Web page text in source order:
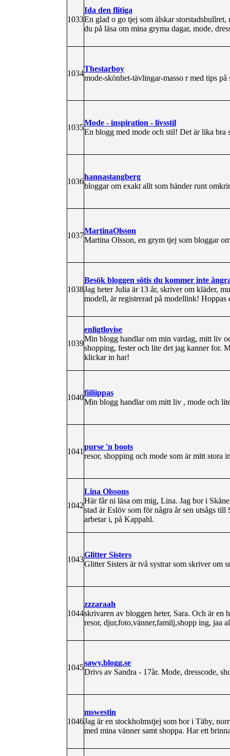
1033
Ida den flitiga
En glad o go tjej som älskar
du på läsa om mina gryma dagar, mode,
1034
Thestarboy
mode-skönhet-tävlingar-masso r med tips på
1035
Mode - inspiration - livsstil
En blogg med mode och stil! Det är lika bra
1036
hannastangberg
bloggar om exakt allt som händer runt
1037
MartinaOlsson
Martina Olsson, en grym tjej som bloggar
1038
Besök bloggen sötis du kommer inte
Jag heter Julia är 13 år, skriver om kläder,
modell, är registrerad på modellink! Hoppas
1039
enligtlovise
Min blogg handlar om min vardag, mitt liv
shopping, fester och lite det jag kanner for.
klickar in har!
1040
fiiliippas
Min blogg handlar om mitt liv , mode och
1041
purse 'n boots
resor, shopping och mode som är mitt stora
1042
Lina Olssons
Här får ni läsa om mig, Lina. Jag bor i
stad är Eslöv som för några år sen utsågs
arbetar i, på Kappahl.
1043
Glitter Sisters
Glitter Sisters är två systrar som skriver om
1044
zzzaraah
skrivaren av bloggen heter, Sara. Och är
resor, djur,foto,vänner,familj,shopp ing, jaa
1045
sawy.blogg.se
Drivs av Sandra - 17år. Mode, dresscode,
1046
mswestin
Jag är en stockholmstjej som bor i Täby,
med mina vänner samt shoppa. Har ett